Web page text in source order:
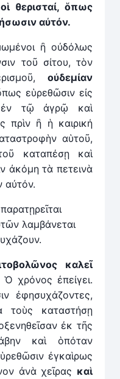
θερισταί, ὅπως
αὐτόν.
ἢ οὐδόλως
τοῦ σίτου, τὸν
οὐδεμίαν
εὑρεθῶσιν εἰς
ἐν τῷ ἀγρῷ καὶ
πρὶν ἢ ἡ καιρική
αὑτοῦ,
καταπέσῃ καὶ
ἀκόμη τὰ πετεινὰ
αὐτόν.
λαμβάνεται
καλεῖ
Ὁ χρόνος ἐπείγει.
ἐφησυχάζοντες,
τοὺς καταστήσῃ
ἐκ τῆς
καὶ ὁπόταν
ἐγκαὶρως
ἀνὰ χεῖρας καὶ